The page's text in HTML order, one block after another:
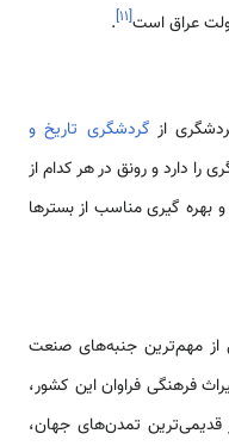
عراق است[۱۱]
.
از گردشگری تاریخ و
را دارد و رونق در هر کدام از
­گیری مناسب از بسترها
از مهم‌ترین جنبه‌های صنعت
فرهنگی فراوان این کشور،
قدیمی‌ترین تمدن‌های جهان،